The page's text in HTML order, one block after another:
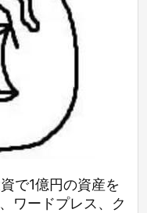
で1億円の資産を
ワードプレス、ク